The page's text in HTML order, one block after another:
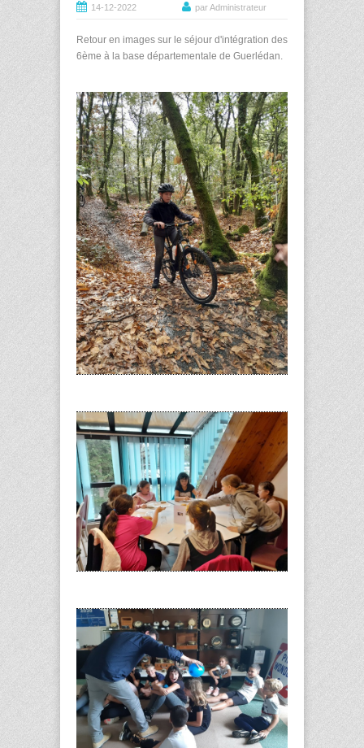
14-12-2022 par Administrateur
Retour en images sur le séjour d'intégration des
6ème à la base départementale de Guerlédan.